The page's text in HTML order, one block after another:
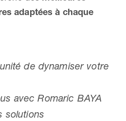
adaptées à chaque
de dynamiser votre
avec Romaric BAYA
solutions